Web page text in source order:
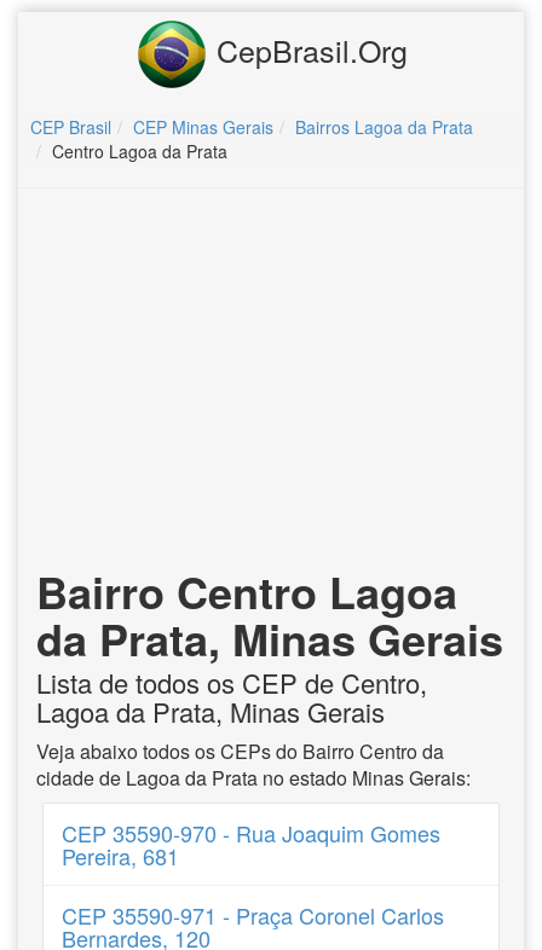
CepBrasil.Org
CEP Brasil CEP Minas Gerais
Bairros Lagoa da Prata
Centro Lagoa da Prata
Bairro Centro Lagoa
da Prata, Minas Gerais
Lista de todos os CEP de Centro,
Lagoa da Prata, Minas Gerais
Veja abaixo todos os CEPs do Bairro Centro da
cidade de Lagoa da Prata no estado Minas Gerais:
CEP 35590-970 - Rua Joaquim Gomes
Pereira, 681
CEP 35590-971 - Praça Coronel Carlos
Bernardes, 120